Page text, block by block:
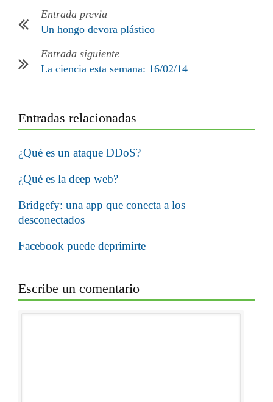
Entrada previa
Un hongo devora plástico
Entrada siguiente
La ciencia esta semana: 16/02/14
Entradas relacionadas
¿Qué es un ataque DDoS?
¿Qué es la deep web?
Bridgefy: una app que conecta a los
desconectados
Facebook puede deprimirte
Escribe un comentario